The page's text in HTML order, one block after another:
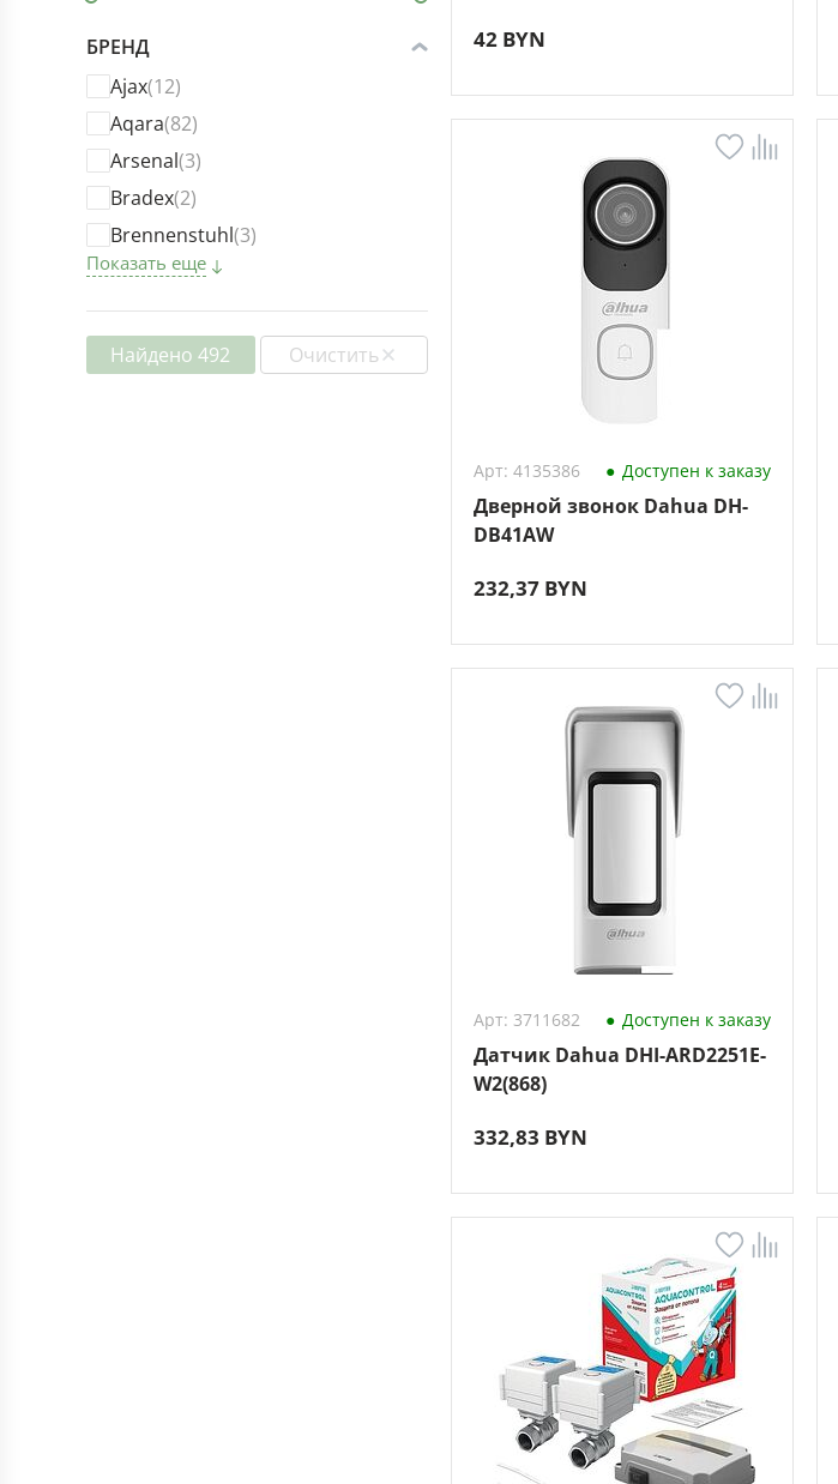
БРЕНД
Ajax(12)
Aqara(82)
Arsenal(3)
Bradex(2)
Brennenstuhl(3)
Показать еще
Найдено 492 Очистить
42 BYN
Арт: 4135386 Доступен к заказу
Дверной звонок Dahua DH-
DB41AW
232,37 BYN
Арт: 3711682 Доступен к заказу
Датчик Dahua DHI-ARD2251E-
W2(868)
332,83 BYN